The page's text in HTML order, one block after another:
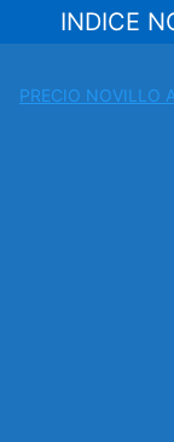
al
INDICE
PRECIO NOVILLO